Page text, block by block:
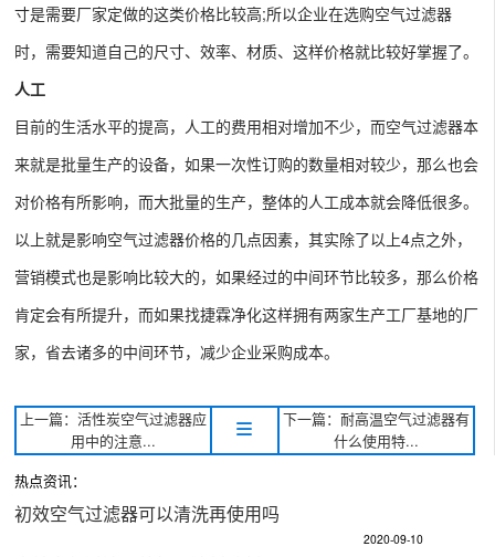
寸是需要厂家定做的这类价格比较高;所以企业在选购空气过滤器
时，需要知道自己的尺寸、效率、材质、这样价格就比较好掌握了。
人工
目前的生活水平的提高，人工的费用相对增加不少，而空气过滤器本
来就是批量生产的设备，如果一次性订购的数量相对较少，那么也会
对价格有所影响，而大批量的生产，整体的人工成本就会降低很多。
以上就是影响空气过滤器价格的几点因素，其实除了以上4点之外，
营销模式也是影响比较大的，如果经过的中间环节比较多，那么价格
肯定会有所提升，而如果找捷霖净化这样拥有两家生产工厂基地的厂
家，省去诸多的中间环节，减少企业采购成本。
上一篇：活性炭空气过滤器应
用中的注意...
下一篇：耐高温空气过滤器有
什么使用特...
热点资讯：
初效空气过滤器可以清洗再使用吗
2020-09-10